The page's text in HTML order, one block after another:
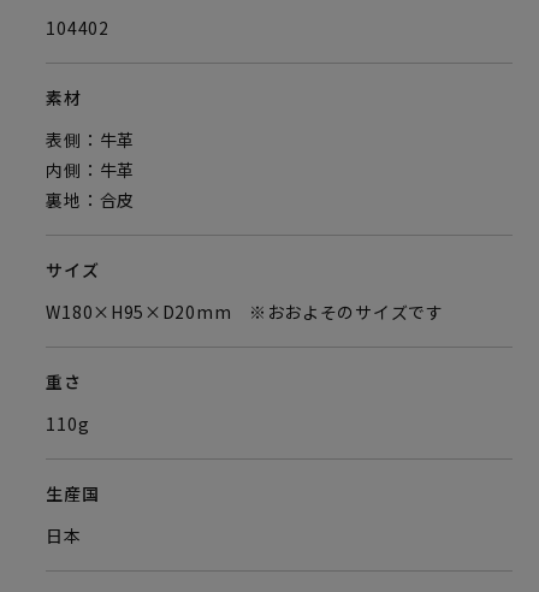
104402
素材
表側：牛革
内側：牛革
裏地：合皮
サイズ
W180×H95×D20mm ※おおよそのサイズです
重さ
110g
生産国
日本